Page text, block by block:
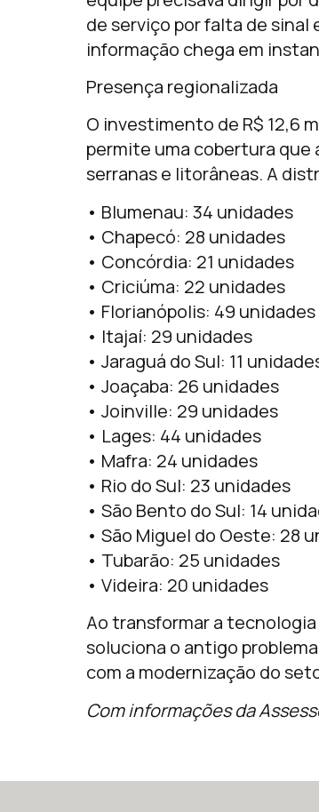
de serviço por falta de sinal
informação chega em
Presença regionalizada
O investimento de R$ 12,6
permite uma cobertura que
serranas e litorâneas. A
• Blumenau: 34 unidades
• Chapecó: 28 unidades
• Concórdia: 21 unidades
• Criciúma: 22 unidades
• Florianópolis: 49 unidades
• Itajaí: 29 unidades
• Jaraguá do Sul: 11
• Joaçaba: 26 unidades
• Joinville: 29 unidades
• Lages: 44 unidades
• Mafra: 24 unidades
• Rio do Sul: 23 unidades
• São Bento do Sul: 14
• São Miguel do Oeste: 28
• Tubarão: 25 unidades
• Videira: 20 unidades
Ao transformar a
soluciona o antigo
com a modernização do
Com informações da